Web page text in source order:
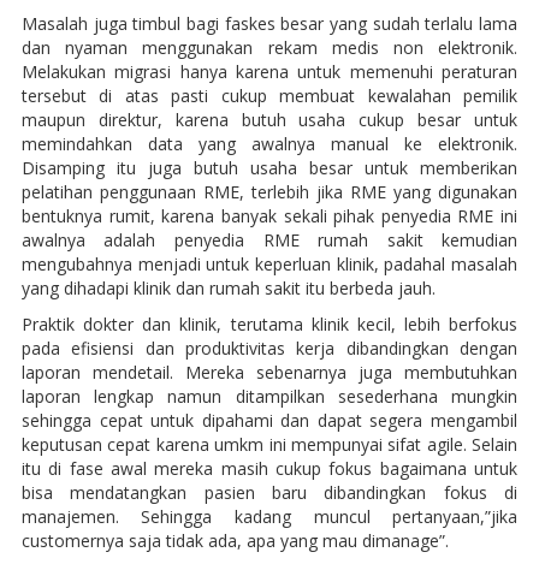
Masalah juga timbul bagi faskes besar yang sudah terlalu lama
dan nyaman menggunakan rekam medis non elektronik.
Melakukan migrasi hanya karena untuk memenuhi peraturan
tersebut di atas pasti cukup membuat kewalahan pemilik
maupun direktur, karena butuh usaha cukup besar untuk
memindahkan data yang awalnya manual ke elektronik.
Disamping itu juga butuh usaha besar untuk memberikan
pelatihan penggunaan RME, terlebih jika RME yang digunakan
bentuknya rumit, karena banyak sekali pihak penyedia RME ini
awalnya adalah penyedia RME rumah sakit kemudian
mengubahnya menjadi untuk keperluan klinik, padahal masalah
yang dihadapi klinik dan rumah sakit itu berbeda jauh.
Praktik dokter dan klinik, terutama klinik kecil, lebih berfokus
pada efisiensi dan produktivitas kerja dibandingkan dengan
laporan mendetail. Mereka sebenarnya juga membutuhkan
laporan lengkap namun ditampilkan sesederhana mungkin
sehingga cepat untuk dipahami dan dapat segera mengambil
keputusan cepat karena umkm ini mempunyai sifat agile. Selain
itu di fase awal mereka masih cukup fokus bagaimana untuk
bisa mendatangkan pasien baru dibandingkan fokus di
manajemen. Sehingga kadang muncul pertanyaan,”jika
customernya saja tidak ada, apa yang mau dimanage”.